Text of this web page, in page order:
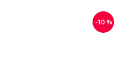
-10 %